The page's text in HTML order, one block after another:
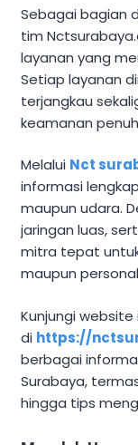
Sebagai bagian
tim
layanan yang
Setiap layanan
terjangkau
keamanan
Melalui Nct
informasi
maupun udara.
jaringan luas,
mitra tepat
maupun
Kunjungi website
di https://
berbagai
Surabaya,
hingga tips